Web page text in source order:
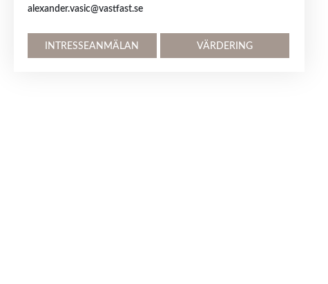
alexander.vasic@vastfast.se
INTRESSEANMÄLAN VÄRDERING